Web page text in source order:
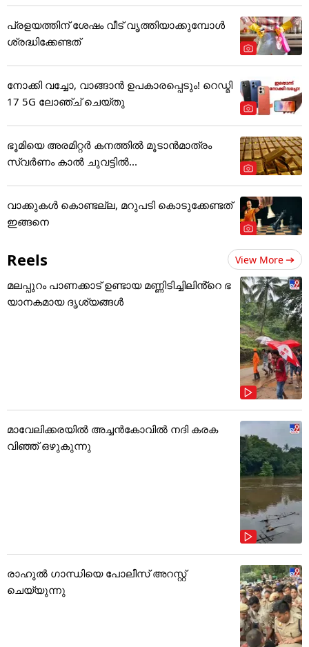
പ്രളയത്തിന് ശേഷം വീട് വൃത്തിയാക്കുമ്പോൾ
ശ്രദ്ധിക്കേണ്ടത്
നോക്കി വച്ചോ, വാങ്ങാൻ ഉപകാരപ്പെടും! റെഡ്മി
17 5G ലോഞ്ച് ചെയ്തു
ഭൂമിയെ അരമിറ്റർ കനത്തിൽ മൂടാൻമാത്രം
സ്വർണം കാൽ ചുവട്ടിൽ...
വാക്കുകൾ കൊണ്ടല്ല, മറുപടി കൊടുക്കേണ്ടത്
ഇങ്ങനെ
Reels View More
മലപ്പുറം പാണക്കാട് ഉണ്ടായ മണ്ണിടിച്ചിലിൻ്റെ ഭ
യാനകമായ ദൃശ്യങ്ങൾ
മാവേലിക്കരയിൽ അച്ചൻകോവിൽ നദി കരക
വിഞ്ഞ് ഒഴുകുന്നു
രാഹുൽ ഗാന്ധിയെ പോലീസ് അറസ്റ്റ്
ചെയ്യുന്നു